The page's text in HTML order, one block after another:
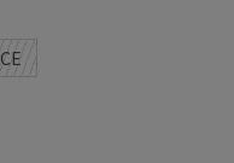
ist zurzeit nicht verfügbar.)